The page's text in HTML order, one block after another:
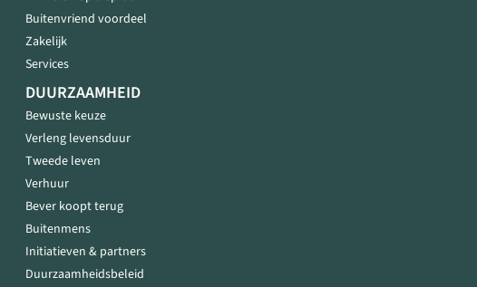
Buitenvriend voordeel
Zakelijk
Services
DUURZAAMHEID
Bewuste keuze
Verleng levensduur
Tweede leven
Verhuur
Bever koopt terug
Buitenmens
Initiatieven & partners
Duurzaamheidsbeleid